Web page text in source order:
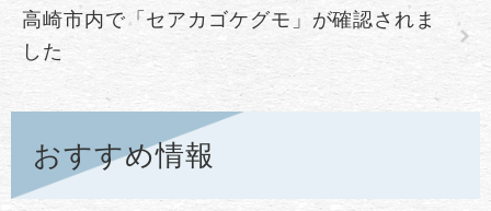
高崎市内で「セアカゴケグモ」が確認されま
した
おすすめ情報